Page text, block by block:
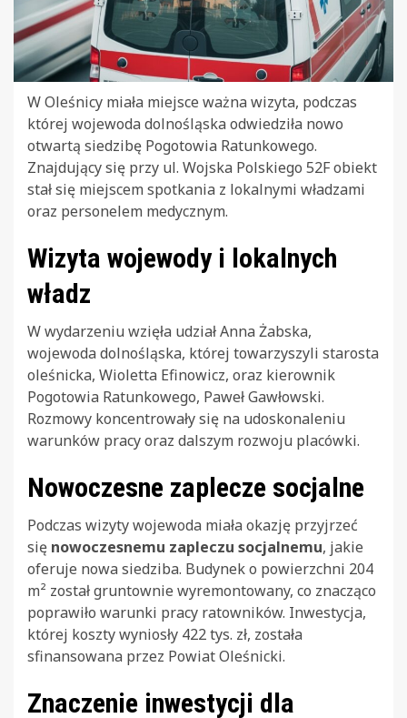
W Oleśnicy miała miejsce ważna wizyta, podczas
której wojewoda dolnośląska odwiedziła nowo
otwartą siedzibę Pogotowia Ratunkowego.
Znajdujący się przy ul. Wojska Polskiego 52F obiekt
stał się miejscem spotkania z lokalnymi władzami
oraz personelem medycznym.
Wizyta wojewody i lokalnych
władz
W wydarzeniu wzięła udział Anna Żabska,
wojewoda dolnośląska, której towarzyszyli starosta
oleśnicka, Wioletta Efinowicz, oraz kierownik
Pogotowia Ratunkowego, Paweł Gawłowski.
Rozmowy koncentrowały się na udoskonaleniu
warunków pracy oraz dalszym rozwoju placówki.
Nowoczesne zaplecze socjalne
Podczas wizyty wojewoda miała okazję przyjrzeć
się nowoczesnemu zapleczu socjalnemu, jakie
oferuje nowa siedziba. Budynek o powierzchni 204
m² został gruntownie wyremontowany, co znacząco
poprawiło warunki pracy ratowników. Inwestycja,
której koszty wyniosły 422 tys. zł, została
sfinansowana przez Powiat Oleśnicki.
Znaczenie inwestycji dla